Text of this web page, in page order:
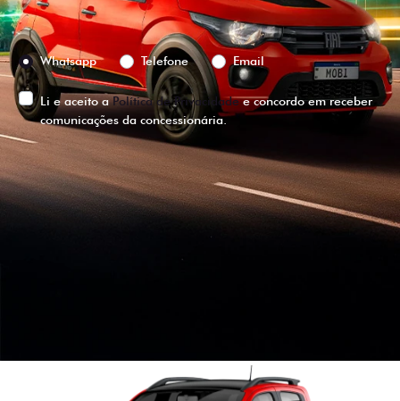
Preferência de contato:
Whatsapp
Telefone Email
Li e aceito aPolítica de Privacidadee concordo em receber
comunicações da concessionária.
ENTRAR EM CONTATO